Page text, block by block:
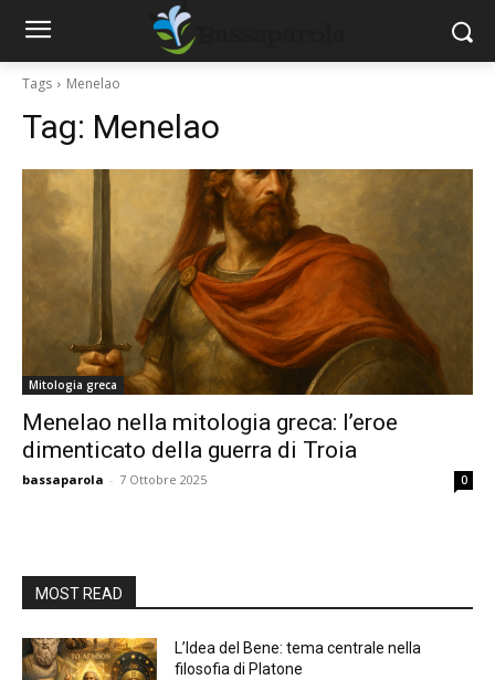
Tags Menelao
Tag: Menelao
Mitologia greca
Menelao nella mitologia greca: l’eroe
dimenticato della guerra di Troia
bassaparola - 7 Ottobre 2025 0
MOST READ
L’Idea del Bene: tema centrale nella
filosofia di Platone